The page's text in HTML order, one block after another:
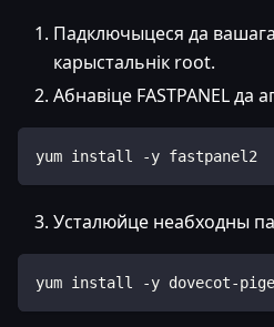
Падключыцеся да
карыстальнік root.
Абнавіце FASTPANEL да
yum install -y fastpanel2
Усталюйце неабходны
yum install -y dovecot-